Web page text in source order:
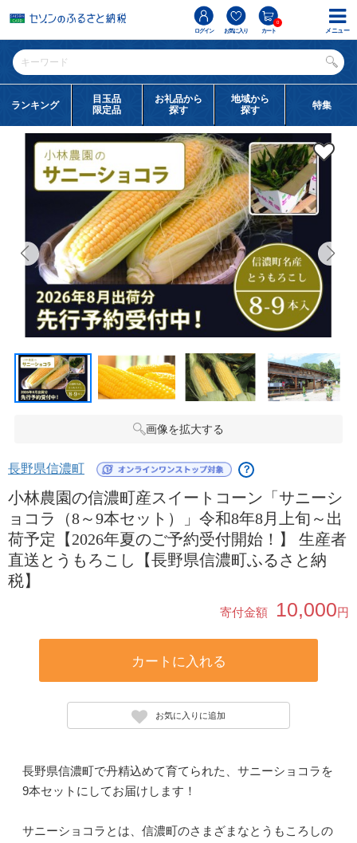
ログイン お気に入り カート
0
ランキング
目玉品
限定品
お礼品から
探す
地域から
探す
特集
画像を拡大する
長野県信濃町 ？
小林農園の信濃町産スイートコーン「サニーシ
ョコラ（8～9本セット）」令和8年8月上旬～出
荷予定【2026年夏のご予約受付開始！】 生産者
直送とうもろこし【長野県信濃町ふるさと納
税】
寄付金額 10,000円
カートに入れる
お気に入りに追加
長野県信濃町で丹精込めて育てられた、サニーショコラを
9本セットにしてお届けします！
サニーショコラとは、信濃町のさまざまなとうもころしの
メニュー